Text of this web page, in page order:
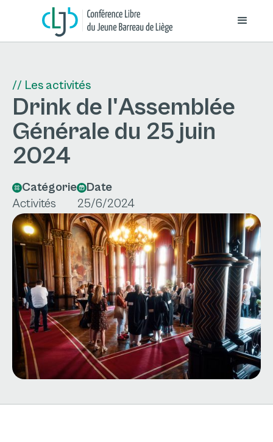
// Les activités
Drink de l'Assemblée
Générale du 25 juin
2024
Catégorie
Activités
Date
25/6/2024